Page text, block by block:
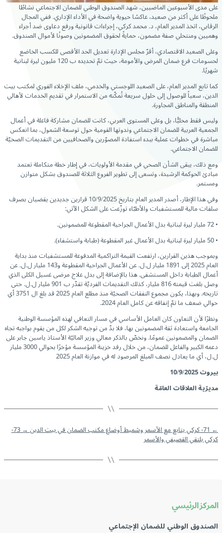
على مدى الأسبوعين الماضيين، شهد الصندوق الوطنيللضمان الاجتماعي نشاطًا
ملحوظًا على أكثر من صعيد، عاكسًا حيوية واضحة في الأداء الإداري. ففي المجال
الرقابي، اتخذ المدير العام، د. محمد كركي، إجراءات قانونية ورفع دعاوى ضد أجراء
وهميين ومنتحلي صفة مضمون، حمايةً لحقوق المضمونين وصونًا لأموال الصندوق.
وعلى الصعيد الاقتصادي، أقرّ مجلس الإدارة تعديل الحد الأقصى للكسب الخاضع
لحسومات فرع ضمان المرض والأمومة، حيث تمّ تحديده ب 120 مليون ليرة لبنانية
شهريًا.
كما تابع المدير العام، على الصعيد اللوجستي والخدمي، ملف الإخلاء الفوري لمكتب بيت
الدين، سعياً للوصول إلى حلول سريعة تُمكّنه من الاستمرار في تقديم الخدمات لأهالي
المنطقة والمناطق المجاورة.
وليس فقط محليًّا، بل وعلى المستوى العربي، كانت للضمان مشاركة فاعلة في أعمال
الجمعية العربية للضمان الاجتماعي وندوتها القومية حول توسعة الشمول، بما انعكس
مباشرة في خطوات عملية ببدء استفادة المصوّرين والصحافيين من التقديمات الصحيّة
للضمان الاجتماعي.
ومع ذلك، يبقى الشأن الصحي في مقدمة الأولويات، في إطار خطة متكاملة تعتمد
مبادئ الحوكمة الرشيدة، وتسعى إلى تطوير الفروع الثلاثة للصندوق بشكل متوازن
ومستمر.
وفي هذا الإطار، أصدر المدير العام بتاريخ 10/9/2025 قرارين جديدين يقضيان بصرف
سلفات مالية للمستشفيات والأطبّاء توزّعت على الشكل الآتي:
• 72 مليار ليرة لبنانية بدل الأعمال الجراحية المقطوعة للمضمونين.
• 50 مليار ليرة لبنانية بدل الأعمال غير المقطوعة (طبابة واستشفاء).
وبموجب هذين القرارين، ارتفعت القيمة التراكمية المدفوعة للمستشفيات منذ بداية
العام 2025 إلى 1891 مليار ل.ل. عن الأعمال الجراحية المقطوعة و143 مليار ل.ل. عن
أعمال الطبابة داخل المستشفى. هذا بالإضافة إلى بدل علاج مرضى غسيل الكلى الذي
وصل بلغت قيمته 816 مليار، كذلك التقديمات الفرديّة تقدّر ب 901 مليار ل.ل. حتى
تاريخه. وبهذا، يكون مجموع النفقات الصحيّة منذ مطلع العام 2025 قد بلغ ال 3751 أي
حوالي ضعف ما تمّ إنفاقه عن كامل العام 2024.
ونظرًا لأن التعاون كان العامل الأساسي في مسار التعافي لهذه المؤسسة الوطنية
الجامعة واستعادة ثقة المضمونين بها، فلا بدّ من توجيه الشكر لكل من يقوم بواجبه تجاه
الضمان والمضمونين عمومًا. ونخصّ بالذكر معالي وزير الماليّة الأستاذ ياسين جابر على
دعمه الكبير والفاعل للضمان، من خلال رفد خزينة المؤسسة مؤخرًا بحوالي 3000 مليار
ل.ل، أي ما يعادل نصف المبلغ المرصود له في موازنة العام 2025
بيروت10/9/2025
مديرّية العلاقات العامّة
←71- كركي يتابع مع الأسمر وشميط أوضاع مكتب الضمان في بيت الدين →
73-
كركي يلتقي القصيفي والأسمر
المركز الرئيسي
الصندوق الوطني للضمان الإجتماعي